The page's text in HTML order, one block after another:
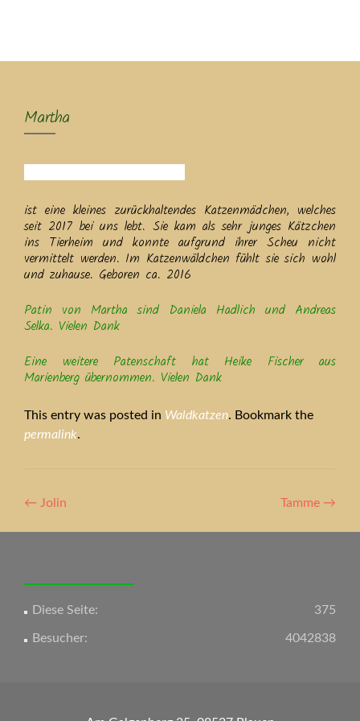
Martha
ist eine kleines zurückhaltendes Katzenmädchen, welches
seit 2017 bei uns lebt. Sie kam als sehr junges Kätzchen
ins Tierheim und konnte aufgrund ihrer Scheu nicht
vermittelt werden. Im Katzenwäldchen fühlt sie sich wohl
und zuhause. Geboren ca. 2016
Patin von Martha sind Daniela Hadlich und Andreas
Selka. Vielen Dank
Eine weitere Patenschaft hat Heike Fischer aus
Marienberg übernommen. Vielen Dank
This entry was posted in Waldkatzen. Bookmark the
permalink.
Artikel-
Navigation
← Jolin Tamme →
375
Diese Seite:
4042838
Besucher: